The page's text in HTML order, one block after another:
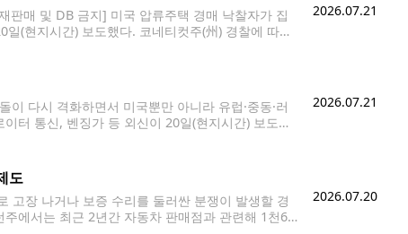
판매 및 DB 금지] 미국 압류주택 경매 낙찰자가 집
(현지시간) 보도했다. 코네티컷주(州) 경찰에 따르
2026.07.21
다시 격화하면서 미국뿐만 아니라 유럽·중동·러
터 통신, 벤징가 등 외신이 20일(현지시간) 보도했
2026.07.21
도
고장 나거나 보증 수리를 둘러싼 분쟁이 발생할 경
에서는 최근 2년간 자동차 판매점과 관련해 1천60
2026.07.20